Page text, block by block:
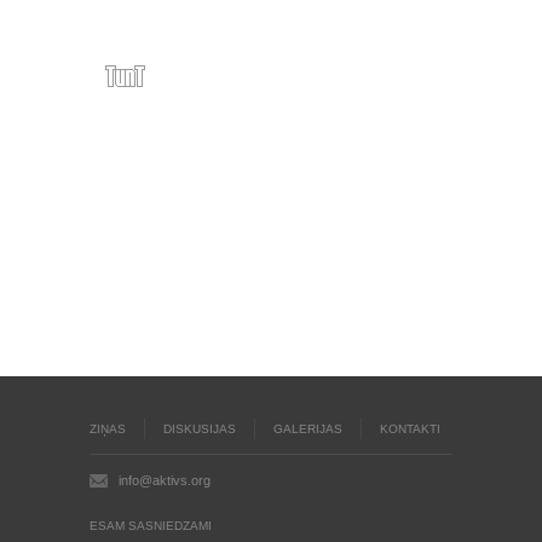
ZIŅAS DISKUSIJAS GALERIJAS KONTAKTI
info@aktivs.org
ESAM SASNIEDZAMI